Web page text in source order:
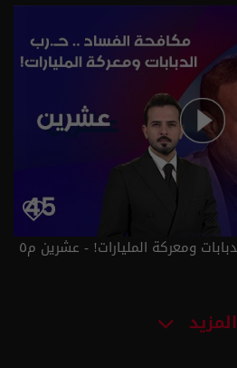
مكافحة الفساد .. حـ.رب الدبابات ومعركة المليارات! - عشرين م٥
المزيد